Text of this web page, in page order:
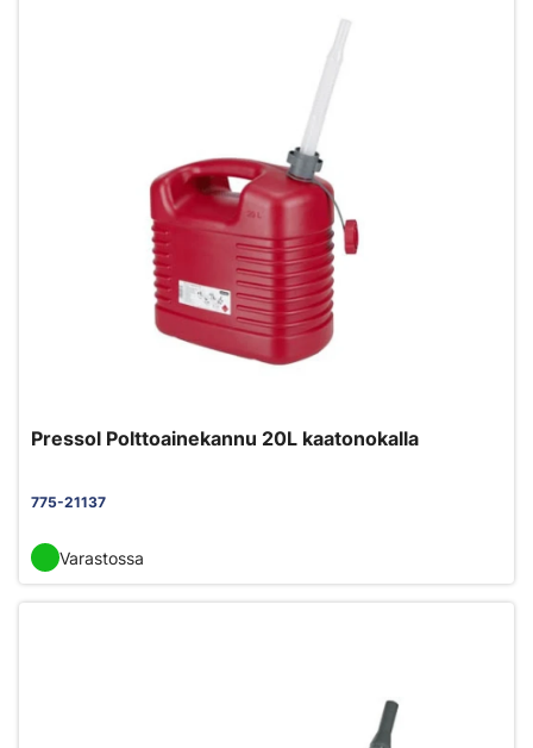
Pressol Polttoainekannu 20L kaatonokalla
775-21137
Varastossa